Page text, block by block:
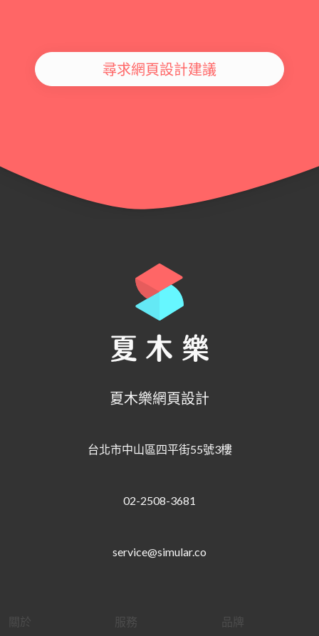
尋求網頁設計建議
夏木樂網頁設計
台北市中山區四平街55號3樓
02-2508-3681
service@simular.co
關於 服務 品牌